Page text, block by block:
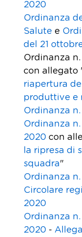
2020
Ordinanza
Salute e
del 21
Ordinanza
con allegato
riapertura
produttive e
Ordinanza
Ordinanza
2020 con
la ripresa di
squadra"
Ordinanza
Circolare
2020
Ordinanza
2020 -